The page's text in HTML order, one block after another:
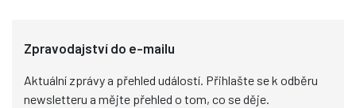
Zpravodajství do e-mailu
Aktuální zprávy a přehled událostí. Přihlašte se k odběru
newsletteru a mějte přehled o tom, co se děje.